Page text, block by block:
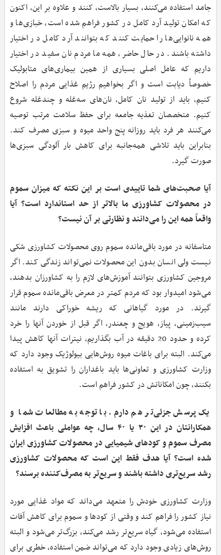
جامد استفاده می‌کنند، بسیار بالاست، کنند و علاوه بر این، اکنون
که امکان تولید آرد کامل در کشور فراهم شده است، خبازی‌ها و
همه نانوایی‌ها را حمایت کنند که بتوانند آرد کامل در اختیار
داشته باشند. در حال حاضر، همه ما مردم نان سفید در اختیار
داریم که عامل اصلی بسیاری از همین بیماری‌های متابولیک
خصوصاً دیابت است و اگر بخواهیم رژیم غذایی مردم را اصلاح
کنیم، باید از تولید نان کامل، نان‌های سه‌غله و چندغله شروع
کنیم. متخصصان تغذیه جامعه برای حفظ سلامت مرتب توصیه
می‌کنند هر فرد باید روزانه پنج واحد میوه و سبزی مصرف کند.
بنابراین باید تلاشی همه‌جانبه برای کاهش بار آلودگی سبزی‌ها
صورت گیرد.
آیا صحبت‌های شما تاییدی است بر این نکته که میزان سموم
در محصولات کشاورزی ما بالاتر از حد استاندارد است؟ آیا
واقعاً همه این را می‌دانند و نظارتی بر آن نیست؟
متاسفانه در مورد باقی‌مانده سموم روی محصولات کشاورزی شکی
نیست ولی انسان بدون این محصولات نمی‌تواند زندگی کند. اگر
مروجین کشاورزی بتوانند آموزش‌های لازم را به کشاورزان بدهند،
می‌شود امیدوار بود که مردم کمتر در معرض باقی‌مانده سموم قرار
گیرند. در مورد گیاهانی که ریشه خوراکی دارند مانند
سیب‌زمینی، پیاز، هویج و چغندر، اگر قبل از خوردن آنها را خرد
کرده و حدود 20 دقیقه در آب بگذاریم، نیترات آنها کاهش پیدا
می‌کند. البته برای باغات میوه روش‌هایی بیولوژیک وجود دارد که
وزارت کشاورزی و تعاونی‌ها باید باغداران را تشویق به استفاده
بکنند، چون امکاناتش در کشور فراهم است.
یک پرسش جزئی‌تر هم دارم. با توجه به مطالعات شما و
همکارانتان در این ۳۰ یا ۴۰ سال، چه عواملی باعث افزایش
مصرف سموم و کودهای شیمیایی در محصولات کشاورزی ایران
شده است؟ آیا هدف فقط این است که محصولات کشاورزی
رشد سریع‌تری داشته باشند و سریع‌تر به مصرف‌کننده برسند؟
وزارت کشاورزی خودش را متعهد می‌داند که مواد غذایی مورد
نیاز کشور را فراهم کند و وقتی از کودها و سموم برای کاهش آفات
استفاده می‌شود، گیاه سریع‌تر رشد می‌کند، بزرگ‌تر می‌شود و البته
روش‌های زیادی وجود دارد که می‌تواند ضمن استفاده، خطری برای